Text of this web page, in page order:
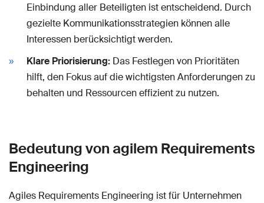
Einbindung aller Beteiligten ist entscheidend. Durch
gezielte Kommunikationsstrategien können alle
Interessen berücksichtigt werden.
Klare Priorisierung: Das Festlegen von Prioritäten
hilft, den Fokus auf die wichtigsten Anforderungen zu
behalten und Ressourcen effizient zu nutzen.
Bedeutung von agilem Requirements
Engineering
Agiles Requirements Engineering ist für Unternehmen